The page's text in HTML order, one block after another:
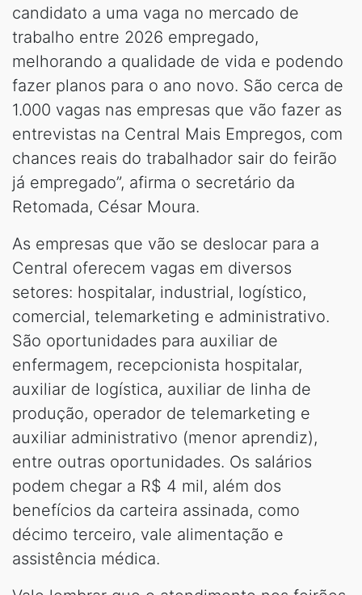
candidato a uma vaga no mercado de
trabalho entre 2026 empregado,
melhorando a qualidade de vida e podendo
fazer planos para o ano novo. São cerca de
1.000 vagas nas empresas que vão fazer as
entrevistas na Central Mais Empregos, com
chances reais do trabalhador sair do feirão
já empregado”, afirma o secretário da
Retomada, César Moura.
As empresas que vão se deslocar para a
Central oferecem vagas em diversos
setores: hospitalar, industrial, logístico,
comercial, telemarketing e administrativo.
São oportunidades para auxiliar de
enfermagem, recepcionista hospitalar,
auxiliar de logística, auxiliar de linha de
produção, operador de telemarketing e
auxiliar administrativo (menor aprendiz),
entre outras oportunidades. Os salários
podem chegar a R$ 4 mil, além dos
benefícios da carteira assinada, como
décimo terceiro, vale alimentação e
assistência médica.